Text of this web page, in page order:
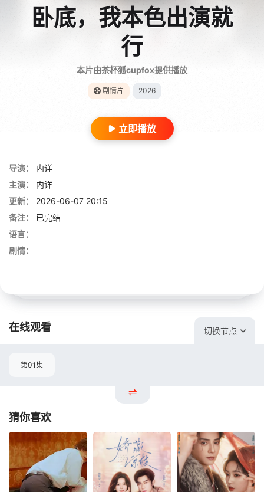
卧底，我本色出演就
行
本片由茶杯狐cupfox提供播放
剧情片 2026
立即播放
导演：
内详
主演：
内详
更新：
2026-06-07 20:15
备注：
已完结
语言：
剧情：
在线观看 切换节点
第01集
猜你喜欢